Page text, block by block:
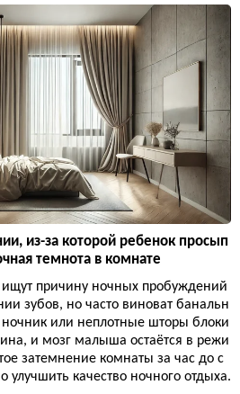
из-за которой ребенок просып
темнота в комнате
причину ночных пробуждений
зубов, но часто виноват банальн
или неплотные шторы блоки
и мозг малыша остаётся в режи
затемнение комнаты за час до с
улучшить качество ночного отдыха.